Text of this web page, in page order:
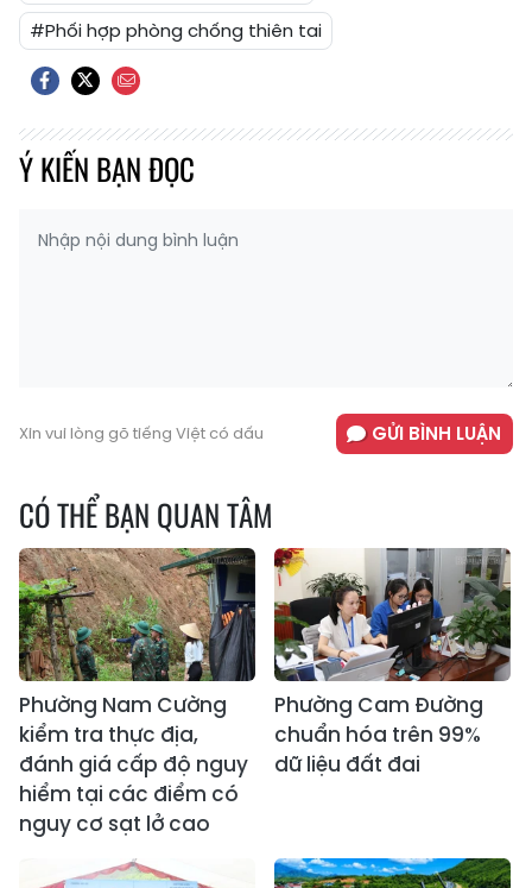
#Phối hợp phòng chống thiên tai
Ý KIẾN BẠN ĐỌC
Xin vui lòng gõ tiếng Việt có dấu GỬI BÌNH LUẬN
CÓ THỂ BẠN QUAN TÂM
Phường Nam Cường
kiểm tra thực địa,
đánh giá cấp độ nguy
hiểm tại các điểm có
nguy cơ sạt lở cao
Phường Cam Đường
chuẩn hóa trên 99%
dữ liệu đất đai